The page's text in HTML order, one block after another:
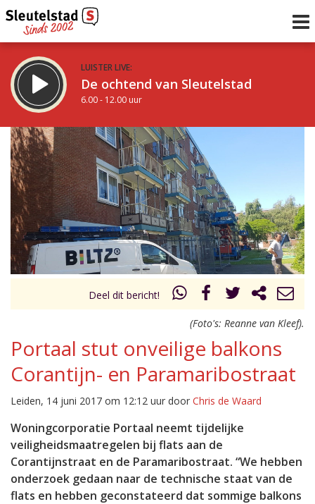
LUISTER LIVE:
De ochtend van Sleutelstad
6.00 - 12.00 uur
STRAKS:
De middag van Sleutelstad
12.00 - 19.00 uur
Vorig uur
uur 1 van 0
Inklappen
Deel dit bericht!
(Foto's: Reanne van Kleef).
Portaal stut onveilige balkons
Corantijn- en Paramaribostraat
Leiden, 14 juni 2017 om 12:12 uur door Chris de Waard
Woningcorporatie Portaal neemt tijdelijke
veiligheidsmaatregelen bij flats aan de
Corantijnstraat en de Paramaribostraat. “We hebben
onderzoek gedaan naar de technische staat van de
flats en hebben geconstateerd dat sommige balkons